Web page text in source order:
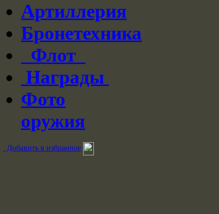
Артиллерия
Бронетехника
Флот
Награды
Фото
оружия
Добавить в избранное